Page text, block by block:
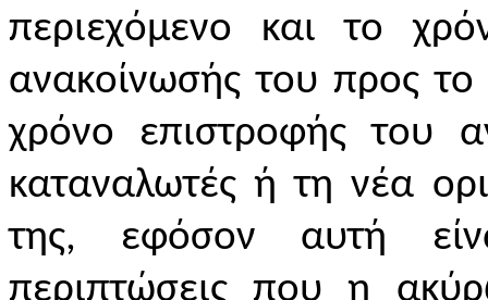
περιεχόμενο και το
ανακοίνωσής του προς
χρόνο επιστροφής του
καταναλωτές ή τη νέα
της, εφόσον αυτή
περιπτώσεις που η